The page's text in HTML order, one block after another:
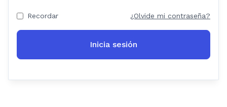
Recordar ¿Olvide mi contraseña?